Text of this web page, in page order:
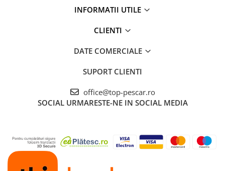
Crosete si burghie pescuit
Echipament de bază
Montaj și accesorii
Plumbi pescuit
Plute pescuit
INFORMATII UTILE
CLIENTI
DATE COMERCIALE
SUPORT CLIENTI
office@top-pescar.ro
SOCIAL URMARESTE-NE IN SOCIAL MEDIA